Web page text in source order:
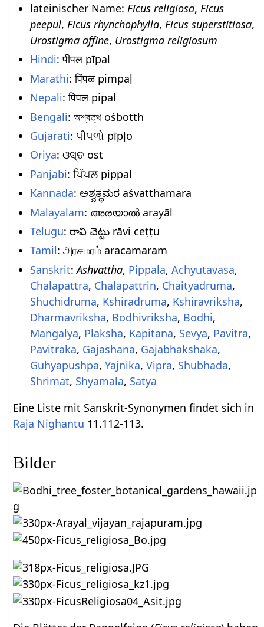
lateinischer Name: Ficus religiosa, Ficus
peepul, Ficus rhynchophylla, Ficus superstitiosa,
Urostigma affine, Urostigma religiosum
Hindi: पीपल pīpal
Marathi: पिंपळ pimpaḷ
Nepali: पिपल pipal
Bengali: অশ্বত্থ ośbotth
Gujarati: પીપળો pīpḷo
Oriya: ଓସ୍ତ ost
Panjabi: ਪਿੱਪਲ pippal
Kannada: ಅಶ್ವತ್ಥಮರ aśvatthamara
Malayalam: അരയാൽ arayāl
Telugu: రావి చెట్టు rāvi ceṭṭu
Tamil: அரசமரம் aracamaram
Sanskrit:Ashvattha, Pippala, Achyutavasa,
Chalapattra, Chalapattrin, Chaityadruma,
Shuchidruma, Kshiradruma, Kshiravriksha,
Dharmavriksha, Bodhivriksha, Bodhi,
Mangalya, Plaksha, Kapitana, Sevya, Pavitra,
Pavitraka, Gajashana, Gajabhakshaka,
Guhyapushpa, Yajnika, Vipra, Shubhada,
Shrimat, Shyamala, Satya
Eine Liste mit Sanskrit-Synonymen findet sich in
Raja Nighantu 11.112-113.
Bilder